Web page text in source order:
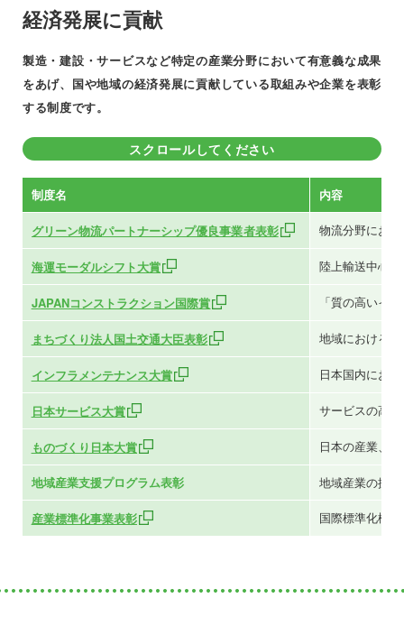
経済発展に貢献
製造・建設・サービスなど特定の産業分野において有意義な成果
をあげ、国や地域の経済発展に貢献している取組みや企業を表彰
する制度です。
スクロールしてください
制度名 内容
グリーン物流パートナーシップ優良事業者表彰 物流分野にお
海運モーダルシフト大賞 陸上輸送中心
JAPANコンストラクション国際賞 「質の高いイ
まちづくり法人国土交通大臣表彰 地域における
インフラメンテナンス大賞 日本国内にお
日本サービス大賞 サービスの高
ものづくり日本大賞 日本の産業、
地域産業支援プログラム表彰 地域産業の振
産業標準化事業表彰 国際標準化機